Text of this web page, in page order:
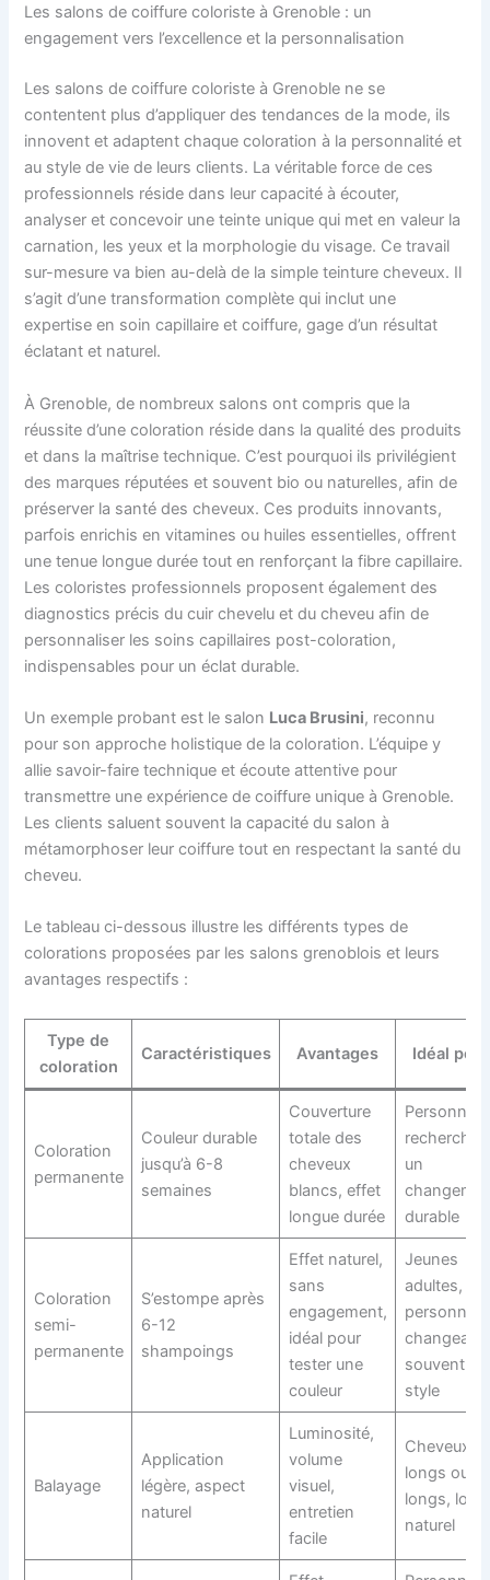
Les salons de coiffure coloriste à Grenoble : un
engagement vers l’excellence et la personnalisation
Les salons de coiffure coloriste à Grenoble ne se
contentent plus d’appliquer des tendances de la mode, ils
innovent et adaptent chaque coloration à la personnalité et
au style de vie de leurs clients. La véritable force de ces
professionnels réside dans leur capacité à écouter,
analyser et concevoir une teinte unique qui met en valeur la
carnation, les yeux et la morphologie du visage. Ce travail
sur-mesure va bien au-delà de la simple teinture cheveux. Il
s’agit d’une transformation complète qui inclut une
expertise en soin capillaire et coiffure, gage d’un résultat
éclatant et naturel.
À Grenoble, de nombreux salons ont compris que la
réussite d’une coloration réside dans la qualité des produits
et dans la maîtrise technique. C’est pourquoi ils privilégient
des marques réputées et souvent bio ou naturelles, afin de
préserver la santé des cheveux. Ces produits innovants,
parfois enrichis en vitamines ou huiles essentielles, offrent
une tenue longue durée tout en renforçant la fibre capillaire.
Les coloristes professionnels proposent également des
diagnostics précis du cuir chevelu et du cheveu afin de
personnaliser les soins capillaires post-coloration,
indispensables pour un éclat durable.
Un exemple probant est le salon Luca Brusini, reconnu
pour son approche holistique de la coloration. L’équipe y
allie savoir-faire technique et écoute attentive pour
transmettre une expérience de coiffure unique à Grenoble.
Les clients saluent souvent la capacité du salon à
métamorphoser leur coiffure tout en respectant la santé du
cheveu.
Le tableau ci-dessous illustre les différents types de
colorations proposées par les salons grenoblois et leurs
avantages respectifs :
Type de
coloration
Caractéristiques Avantages Idéal pour
Coloration
permanente
Couleur durable
jusqu’à 6-8
semaines
Couverture
totale des
cheveux
blancs, effet
longue durée
Personnes
un
durable
Coloration
semi-
permanente
S’estompe après
6-12
shampoings
Effet naturel,
sans
engagement,
idéal pour
tester une
couleur
Jeunes
adultes,
personnes
changeant
souvent de
style
Balayage
Application
légère, aspect
naturel
Luminosité,
volume
visuel,
entretien
facile
Cheveux
longs ou
longs, look
naturel